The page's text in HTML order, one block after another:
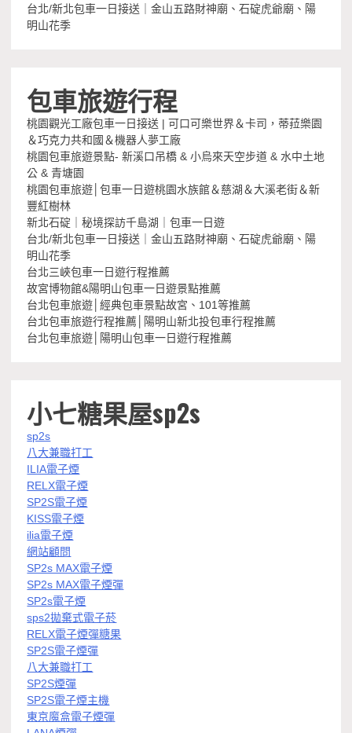
台北/新北包車一日接送｜金山五路財神廟、石碇虎爺廟、陽
明山花季
包車旅遊行程
桃園觀光工廠包車一日接送 | 可口可樂世界＆卡司，蒂菈樂園
＆巧克力共和國＆機器人夢工廠
桃園包車旅遊景點- 新溪口吊橋 & 小烏來天空步道 & 水中土地
公 & 青塘園
桃園包車旅遊│包車一日遊桃園水族館＆慈湖＆大溪老街＆新
豐紅樹林
新北石碇｜秘境探訪千島湖｜包車一日遊
台北/新北包車一日接送｜金山五路財神廟、石碇虎爺廟、陽
明山花季
台北三峽包車一日遊行程推薦
故宮博物館&陽明山包車一日遊景點推薦
台北包車旅遊│經典包車景點故宮、101等推薦
台北包車旅遊行程推薦│陽明山新北投包車行程推薦
台北包車旅遊│陽明山包車一日遊行程推薦
小七糖果屋sp2s
sp2s
八大兼職打工
ILIA電子煙
RELX電子煙
SP2S電子煙
KISS電子煙
ilia電子煙
網站顧問
SP2s MAX電子煙
SP2s MAX電子煙彈
SP2s電子煙
sps2拋棄式電子菸
RELX電子煙彈糖果
SP2S電子煙彈
八大兼職打工
SP2S煙彈
SP2S電子煙主機
東京魔盒電子煙彈